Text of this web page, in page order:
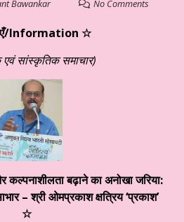
Bawankar No Comments
Information ☆
एवं सांस्कृतिक समाचार)
कल्पनाशीलता बढ़ाने का अनोखा जरिया:
–श्री ओमप्रकाश क्षत्रिय ‘प्रकाश’
☆